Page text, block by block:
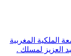
الملكية المغربية
العزيز لمسلك .